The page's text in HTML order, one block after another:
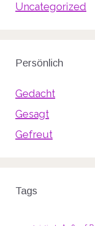
Uncategorized
Persönlich
Gedacht
Gesagt
Gefreut
Tags